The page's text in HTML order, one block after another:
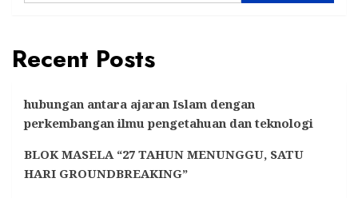
Recent Posts
hubungan antara ajaran Islam dengan
perkembangan ilmu pengetahuan dan teknologi
BLOK MASELA “27 TAHUN MENUNGGU, SATU
HARI GROUNDBREAKING”